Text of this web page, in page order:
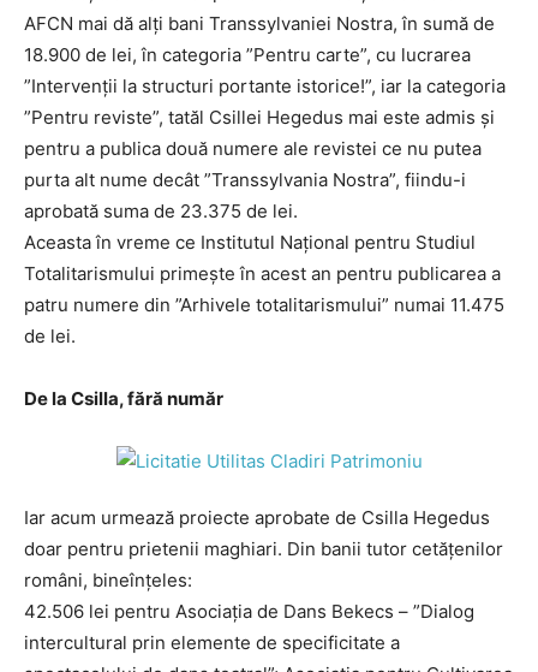
AFCN mai dă alți bani Transsylvaniei Nostra, în sumă de
18.900 de lei, în categoria ”Pentru carte”, cu lucrarea
”Intervenții la structuri portante istorice!”, iar la categoria
”Pentru reviste”, tatăl Csillei Hegedus mai este admis și
pentru a publica două numere ale revistei ce nu putea
purta alt nume decât ”Transsylvania Nostra”, fiindu-i
aprobată suma de 23.375 de lei.
Aceasta în vreme ce Institutul Național pentru Studiul
Totalitarismului primește în acest an pentru publicarea a
patru numere din ”Arhivele totalitarismului” numai 11.475
de lei.
De la Csilla, fără număr
Iar acum urmează proiecte aprobate de Csilla Hegedus
doar pentru prietenii maghiari. Din banii tutor cetăţenilor
români, bineînțeles:
42.506 lei pentru Asociația de Dans Bekecs – ”Dialog
intercultural prin elemente de specificitate a